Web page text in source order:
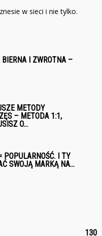
w sieci i nie tylko.
I ZWROTNA –
METODY
– METODA 1:1,
O...
POPULARNOŚĆ. I TY
SWOJĄ MARKĄ NA...
130